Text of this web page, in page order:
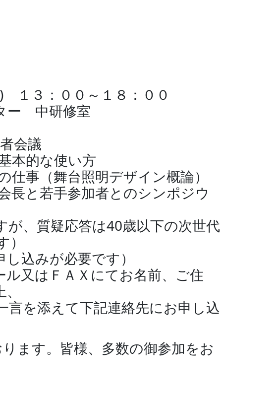
１３：００～１８：００
ー 中研修室
者会議
本的な使い方
仕事（舞台照明デザイン概論）
長と若手参加者とのシンポジウ
、質疑応答は40歳以下の次世代
込みが必要です）
又はＦＡＸにてお名前、ご住
を添えて下記連絡先にお申し込
ます。皆様、多数の御参加をお